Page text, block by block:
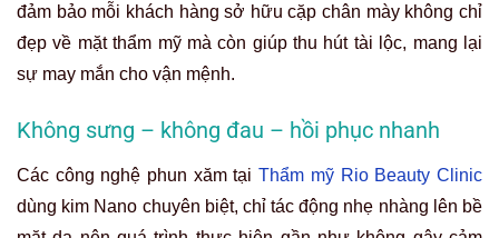
đảm bảo mỗi khách hàng sở hữu cặp chân mày không chỉ
đẹp về mặt thẩm mỹ mà còn giúp thu hút tài lộc, mang lại
sự may mắn cho vận mệnh.
Không sưng – không đau – hồi phục nhanh
Các công nghệ phun xăm tạiThẩm mỹ Rio Beauty Clinic
dùng kim Nano chuyên biệt, chỉ tác động nhẹ nhàng lên bề